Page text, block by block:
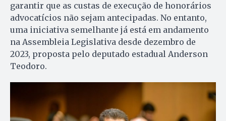
garantir que as custas de execução de honorários
advocatícios não sejam antecipadas. No entanto,
uma iniciativa semelhante já está em andamento
na Assembleia Legislativa desde dezembro de
2023, proposta pelo deputado estadual Anderson
Teodoro.